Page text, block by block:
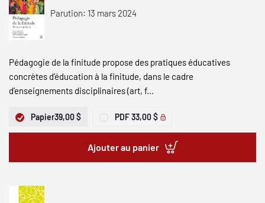
Parution: 13 mars 2024
Pédagogie de la finitude propose des pratiques éducatives
concrètes d’éducation à la finitude, dans le cadre
d’enseignements disciplinaires (art, f...
Papier39,00 $ PDF 33,00 $
Ajouter au panier